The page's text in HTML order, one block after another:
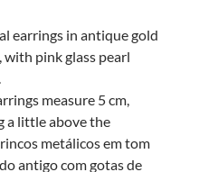
earrings in antique gold
with pink glass pearl
measure 5 cm,
a little above the
metálicos em tom
antigo com gotas de